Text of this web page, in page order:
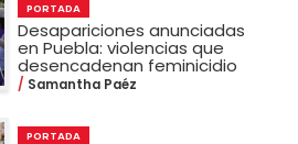
PORTADA
Desapariciones anunciadas
en Puebla: violencias que
desencadenan feminicidio
Samantha Paéz
PORTADA